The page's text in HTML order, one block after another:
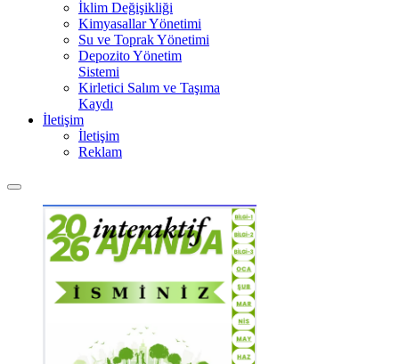
İklim Değişikliği
Kimyasallar Yönetimi
Su ve Toprak Yönetimi
Depozito Yönetim
Sistemi
Kirletici Salım ve Taşıma
Kaydı
İletişim
İletişim
Reklam